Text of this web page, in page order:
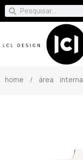
home / área interna